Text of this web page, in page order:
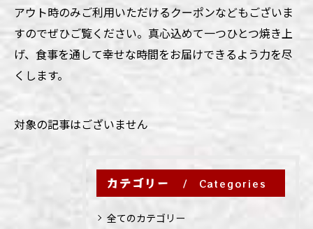
アウト時のみご利用いただけるクーポンなどもございま
すのでぜひご覧ください。真心込めて一つひとつ焼き上
げ、食事を通して幸せな時間をお届けできるよう力を尽
くします。
対象の記事はございません
カテゴリー Categories
全てのカテゴリー